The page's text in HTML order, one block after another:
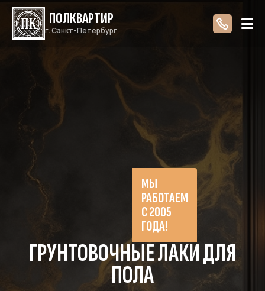
ПОЛКВАРТИР
г. Санкт-Петербург
ГРУНТОВОЧНЫЕ ЛАКИ ДЛЯ
ПОЛА
МЫ
РАБОТАЕМ
С 2005
ГОДА!